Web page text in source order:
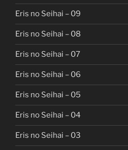
Eris no Seihai – 09
Eris no Seihai – 08
Eris no Seihai – 07
Eris no Seihai – 06
Eris no Seihai – 05
Eris no Seihai – 04
Eris no Seihai – 03